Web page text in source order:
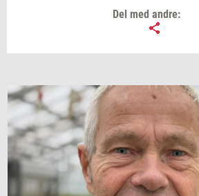
Del med andre: